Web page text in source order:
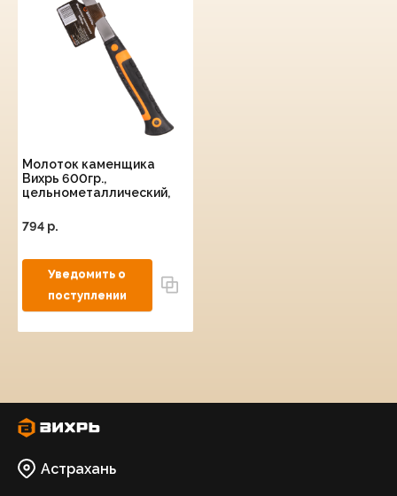
Молоток каменщика
Вихрь 600гр.,
цельнометаллический,
рукоятка
794 p.
Астрахань